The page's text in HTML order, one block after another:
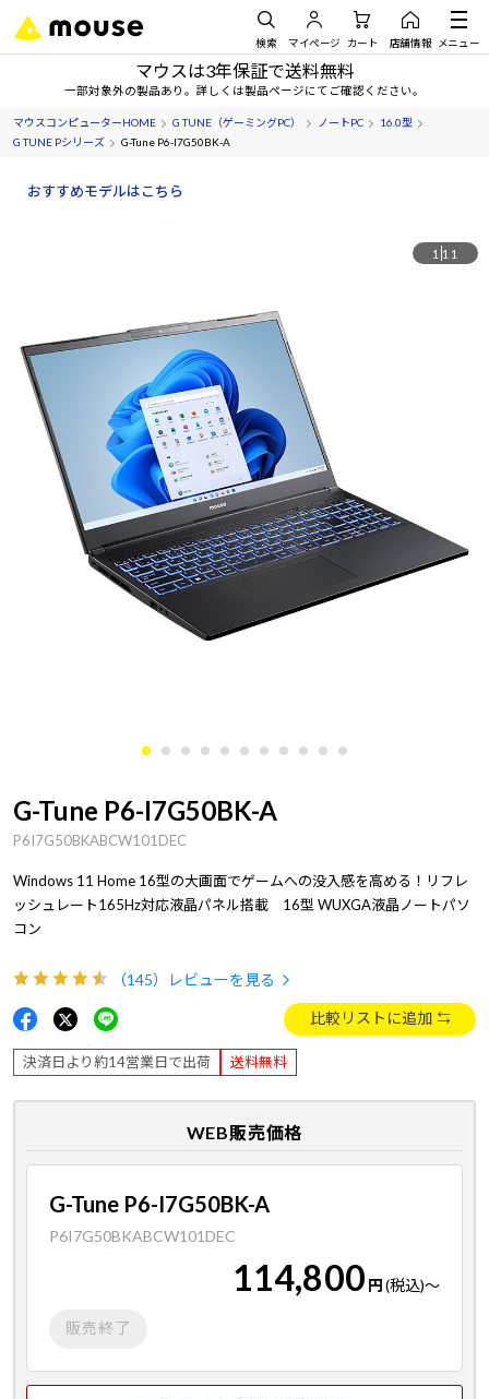
検索 マイページ カート 店舗情報 メニュー
マウスは3年保証で送料無料
一部対象外の製品あり。詳しくは製品ページにてご確認ください。
マウスコンピューターHOME G TUNE（ゲーミングPC） ノートPC
16.0型
G TUNE Pシリーズ
G-Tune P6-I7G50BK-A
おすすめモデルはこちら
1 11
G-Tune P6-I7G50BK-A
P6I7G50BKABCW101DEC
Windows 11 Home 16型の大画面でゲームへの没入感を高める！リフレ
ッシュレート165Hz対応液晶パネル搭載 16型 WUXGA液晶ノートパソ
コン
（145） レビューを見る
比較リストに追加
決済日より約14営業日で出荷 送料無料
WEB販売価格
G-Tune P6-I7G50BK-A
P6I7G50BKABCW101DEC
114,800 円(税込)～
販売終了